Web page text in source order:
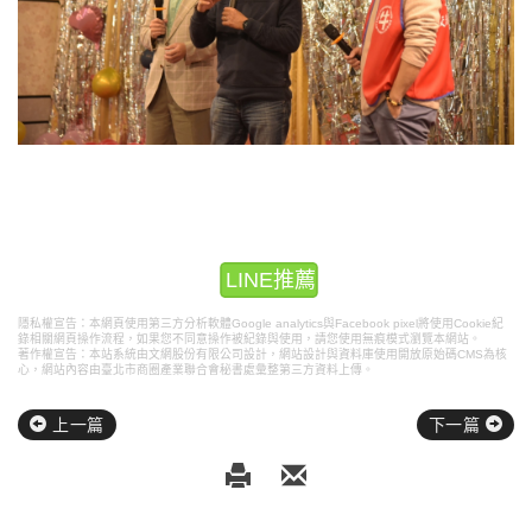
LINE推薦
隱私權宣告：本網頁使用第三方分析軟體Google analytics與Facebook pixel將使用Cookie紀
錄相關網頁操作流程，如果您不同意操作被紀錄與使用，請您使用無痕模式瀏覽本網站。
著作權宣告：本站系統由文網股份有限公司設計， 網站設計與資料庫使用開放原始碼CMS為核
心，網站內容由臺北市商圈產業聯合會秘書處彙整第三方資料上傳。
上一篇 下一篇